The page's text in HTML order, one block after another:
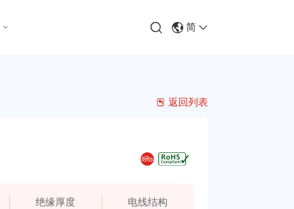
简
返回列表
绝缘厚度 电线结构